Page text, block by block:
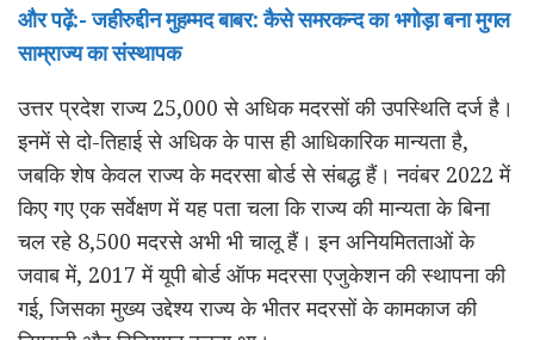
और पढ़ें:- जहीरुद्दीन मुहम्मद बाबर: कैसे समरकन्द का भगोड़ा बना मुगल
साम्राज्य का संस्थापक
उत्तर प्रदेश राज्य 25,000 से अधिक मदरसों की उपस्थिति दर्ज है।
इनमें से दो-तिहाई से अधिक के पास ही आधिकारिक मान्यता है,
जबकि शेष केवल राज्य के मदरसा बोर्ड से संबद्ध हैं। नवंबर 2022 में
किए गए एक सर्वेक्षण में यह पता चला कि राज्य की मान्यता के बिना
चल रहे 8,500 मदरसे अभी भी चालू हैं। इन अनियमितताओं के
जवाब में, 2017 में यूपी बोर्ड ऑफ मदरसा एजुकेशन की स्थापना की
गई, जिसका मुख्य उद्देश्य राज्य के भीतर मदरसों के कामकाज की